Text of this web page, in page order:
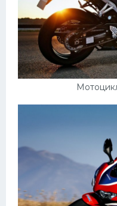
Хавал
Кавасаки
Инфинити
ЛУАЗ
Подводные лодки
Митсубиси